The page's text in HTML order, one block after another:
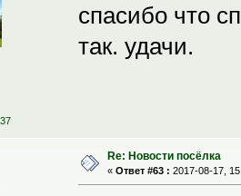
спасибо что
так. удачи.
Re: Новости посёлка
« Ответ #63 : 2017-08-17,